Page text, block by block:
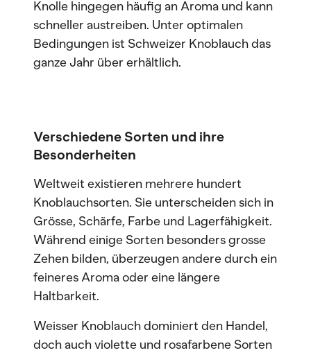
Knolle hingegen häufig an Aroma und kann
schneller austreiben. Unter optimalen
Bedingungen ist Schweizer Knoblauch das
ganze Jahr über erhältlich.
Verschiedene Sorten und ihre
Besonderheiten
Weltweit existieren mehrere hundert
Knoblauchsorten. Sie unterscheiden sich in
Grösse, Schärfe, Farbe und Lagerfähigkeit.
Während einige Sorten besonders grosse
Zehen bilden, überzeugen andere durch ein
feineres Aroma oder eine längere
Haltbarkeit.
Weisser Knoblauch dominiert den Handel,
doch auch violette und rosafarbene Sorten